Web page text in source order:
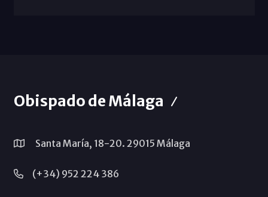
Obispado de Málaga
Santa María, 18-20. 29015 Málaga
(+34) 952 224 386